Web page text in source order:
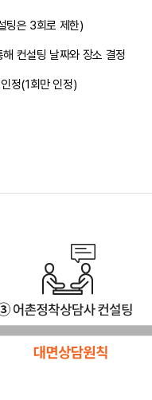
팅은 3회로 제한)
컨설팅 날짜와 장소 결정
정(1회만 인정)